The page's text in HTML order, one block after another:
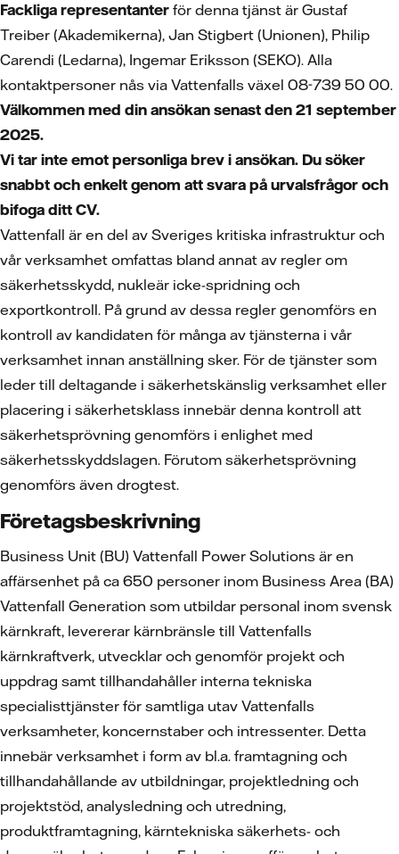
Fackliga representanter för denna tjänst är Gustaf
Treiber (Akademikerna), Jan Stigbert (Unionen), Philip
Carendi (Ledarna), Ingemar Eriksson (SEKO). Alla
kontaktpersoner nås via Vattenfalls växel 08-739 50 00.
Välkommen med din ansökan senast den 21 september
2025.
Vi tar inte emot personliga brev i ansökan. Du söker
snabbt och enkelt genom att svara på urvalsfrågor och
bifoga ditt CV.
Vattenfall är en del av Sveriges kritiska infrastruktur och
vår verksamhet omfattas bland annat av regler om
säkerhetsskydd, nukleär icke-spridning och
exportkontroll. På grund av dessa regler genomförs en
kontroll av kandidaten för många av tjänsterna i vår
verksamhet innan anställning sker. För de tjänster som
leder till deltagande i säkerhetskänslig verksamhet eller
placering i säkerhetsklass innebär denna kontroll att
säkerhetsprövning genomförs i enlighet med
säkerhetsskyddslagen. Förutom säkerhetsprövning
genomförs även drogtest.
Företagsbeskrivning
Business Unit (BU) Vattenfall Power Solutions är en
affärsenhet på ca 650 personer inom Business Area (BA)
Vattenfall Generation som utbildar personal inom svensk
kärnkraft, levererar kärnbränsle till Vattenfalls
kärnkraftverk, utvecklar och genomför projekt och
uppdrag samt tillhandahåller interna tekniska
specialisttjänster för samtliga utav Vattenfalls
verksamheter, koncernstaber och intressenter. Detta
innebär verksamhet i form av bl.a. framtagning och
tillhandahållande av utbildningar, projektledning och
projektstöd, analysledning och utredning,
produktframtagning, kärntekniska säkerhets- och